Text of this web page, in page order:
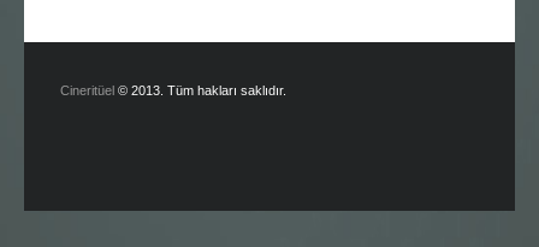
Cineritüel © 2013. Tüm hakları saklıdır.